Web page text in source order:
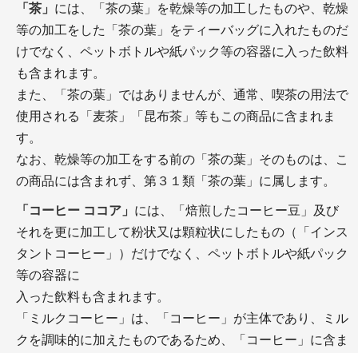
「茶」 には、「茶の葉」を乾燥等の加工したものや、乾燥
等の加工をした「茶の葉」をティーバッグに入れたものだ
けでなく、ペットボトルや紙パック等の容器に入った飲料
も含まれます。
また、「茶の葉」ではありませんが、通常、喫茶の用法で
使用される「麦茶」「昆布茶」等もこの商品に含まれま
す。
なお、乾燥等の加工をする前の「茶の葉」そのものは、こ
の商品には含まれず、第３１類「茶の葉」に属します。
「コーヒー ココア」 には、「焙煎したコーヒー豆」及び
それを更に加工して粉状又は顆粒状にしたもの（「インス
タントコーヒー」）だけでなく、ペットボトルや紙パック
等の容器に
入った飲料も含まれます。
「ミルクコーヒー」は、「コーヒー」が主体であり、ミル
クを調味的に加えたものであるため、「コーヒー」に含ま